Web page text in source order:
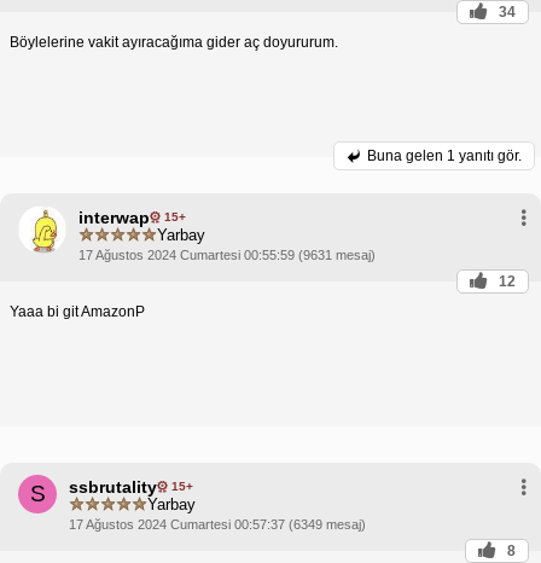
34
Böylelerine vakit ayıracağıma gider aç doyururum.
Buna gelen 1 yanıtı gör.
interwap 15+
Yarbay
17 Ağustos 2024 Cumartesi 00:55:59 (9631 mesaj)
12
Yaaa bi git AmazonP
S ssbrutality 15+
Yarbay
17 Ağustos 2024 Cumartesi 00:57:37 (6349 mesaj)
8